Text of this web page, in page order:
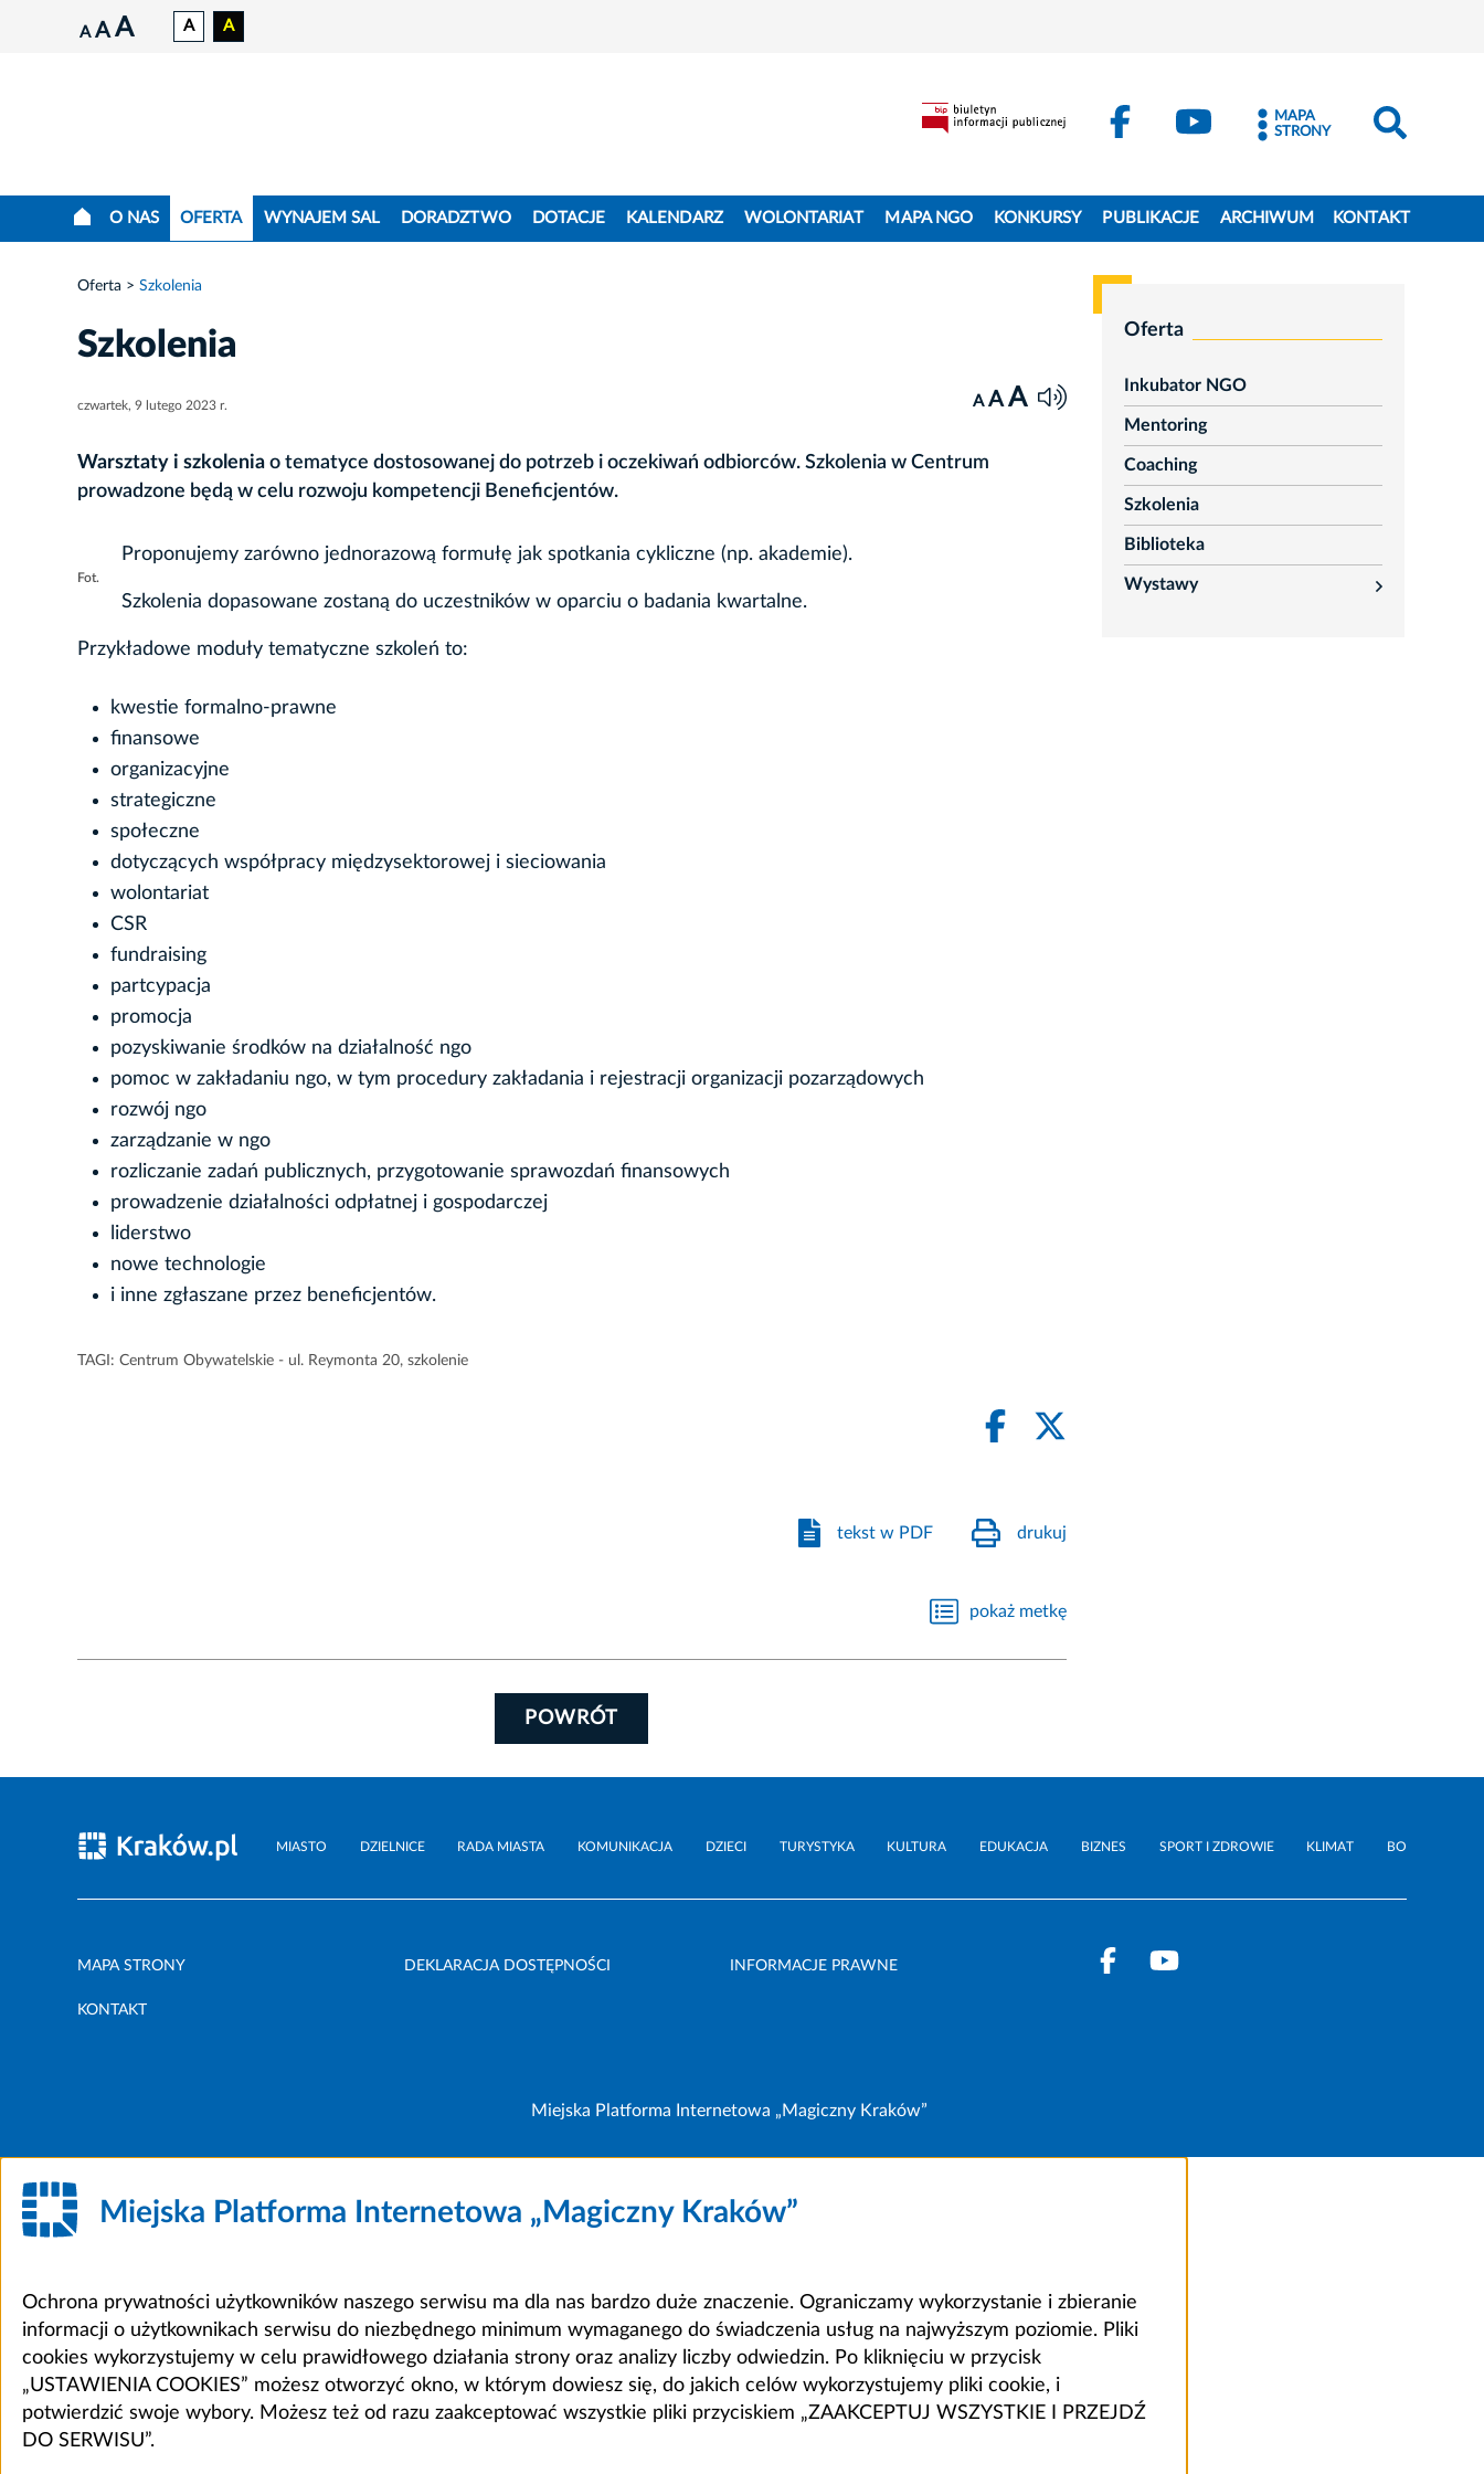
A A A A A
MAPA
STRONY
O NAS OFERTA WYNAJEM SAL DORADZTWO DOTACJE KALENDARZ WOLONTARIAT MAPA NGO KONKURSY PUBLIKACJE ARCHIWUM KONTAKT
Oferta Szkolenia
Szkolenia
czwartek, 9 lutego 2023 r. A A A
Warsztaty i szkolenia o tematyce dostosowanej do potrzeb i oczekiwań odbiorców. Szkolenia w Centrum
prowadzone będą w celu rozwoju kompetencji Beneficjentów.
Fot.
Proponujemy zarówno jednorazową formułę jak spotkania cykliczne (np. akademie).
Szkolenia dopasowane zostaną do uczestników w oparciu o badania kwartalne.
Przykładowe moduły tematyczne szkoleń to:
kwestie formalno-prawne
finansowe
organizacyjne
strategiczne
społeczne
dotyczących współpracy międzysektorowej i sieciowania
wolontariat
CSR
fundraising
partcypacja
promocja
pozyskiwanie środków na działalność ngo
pomoc w zakładaniu ngo, w tym procedury zakładania i rejestracji organizacji pozarządowych
rozwój ngo
zarządzanie w ngo
rozliczanie zadań publicznych, przygotowanie sprawozdań finansowych
prowadzenie działalności odpłatnej i gospodarczej
liderstwo
nowe technologie
i inne zgłaszane przez beneficjentów.
TAGI: Centrum Obywatelskie - ul. Reymonta 20, szkolenie
tekst w PDF drukuj
pokaż metkę
POWRÓT
Oferta
Inkubator NGO
Mentoring
Coaching
Szkolenia
Biblioteka
Wystawy
rozwiń
MIASTO DZIELNICE RADA MIASTA KOMUNIKACJA DZIECI TURYSTYKA KULTURA EDUKACJA BIZNES SPORT I ZDROWIE KLIMAT BO
MAPA STRONY DEKLARACJA DOSTĘPNOŚCI INFORMACJE PRAWNE
KONTAKT
Miejska Platforma Internetowa „Magiczny Kraków”
Miejska Platforma Internetowa „Magiczny Kraków”
Ochrona prywatności użytkowników naszego serwisu ma dla nas bardzo duże znaczenie. Ograniczamy wykorzystanie i zbieranie
informacji o użytkownikach serwisu do niezbędnego minimum wymaganego do świadczenia usług na najwyższym poziomie. Pliki
cookies wykorzystujemy w celu prawidłowego działania strony oraz analizy liczby odwiedzin. Po kliknięciu w przycisk
„USTAWIENIA COOKIES” możesz otworzyć okno, w którym dowiesz się, do jakich celów wykorzystujemy pliki cookie, i
potwierdzić swoje wybory. Możesz też od razu zaakceptować wszystkie pliki przyciskiem „ZAAKCEPTUJ WSZYSTKIE I PRZEJDŹ
DO SERWISU”.